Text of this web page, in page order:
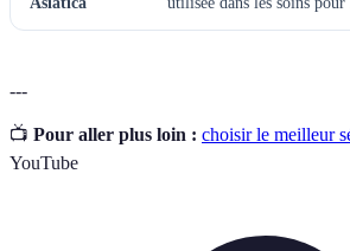
---
📺 Pour aller plus loin : choisir le meilleur
YouTube